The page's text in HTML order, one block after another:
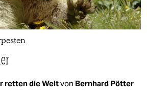
retten die Weltvon Bernhard Pötter